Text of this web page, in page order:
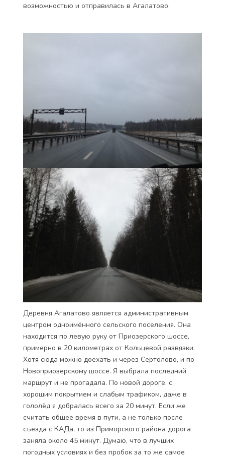
возможностью и отправилась в Агалатово.
Деревня Агалатово является административным
центром одноимённого сельского поселения. Она
находится по левую руку от Приозерского шоссе,
примерно в 20 километрах от Кольцевой развязки.
Хотя сюда можно доехать и через Сертолово, и по
Новоприозерскому шоссе. Я выбрала последний
маршрут и не прогадала. По новой дороге, с
хорошим покрытием и слабым трафиком, даже в
гололёд я добралась всего за 20 минут. Если же
считать общее время в пути, а не только после
съезда с КАДа, то из Приморского района дорога
заняла около 45 минут. Думаю, что в лучших
погодных условиях и без пробок за то же самое